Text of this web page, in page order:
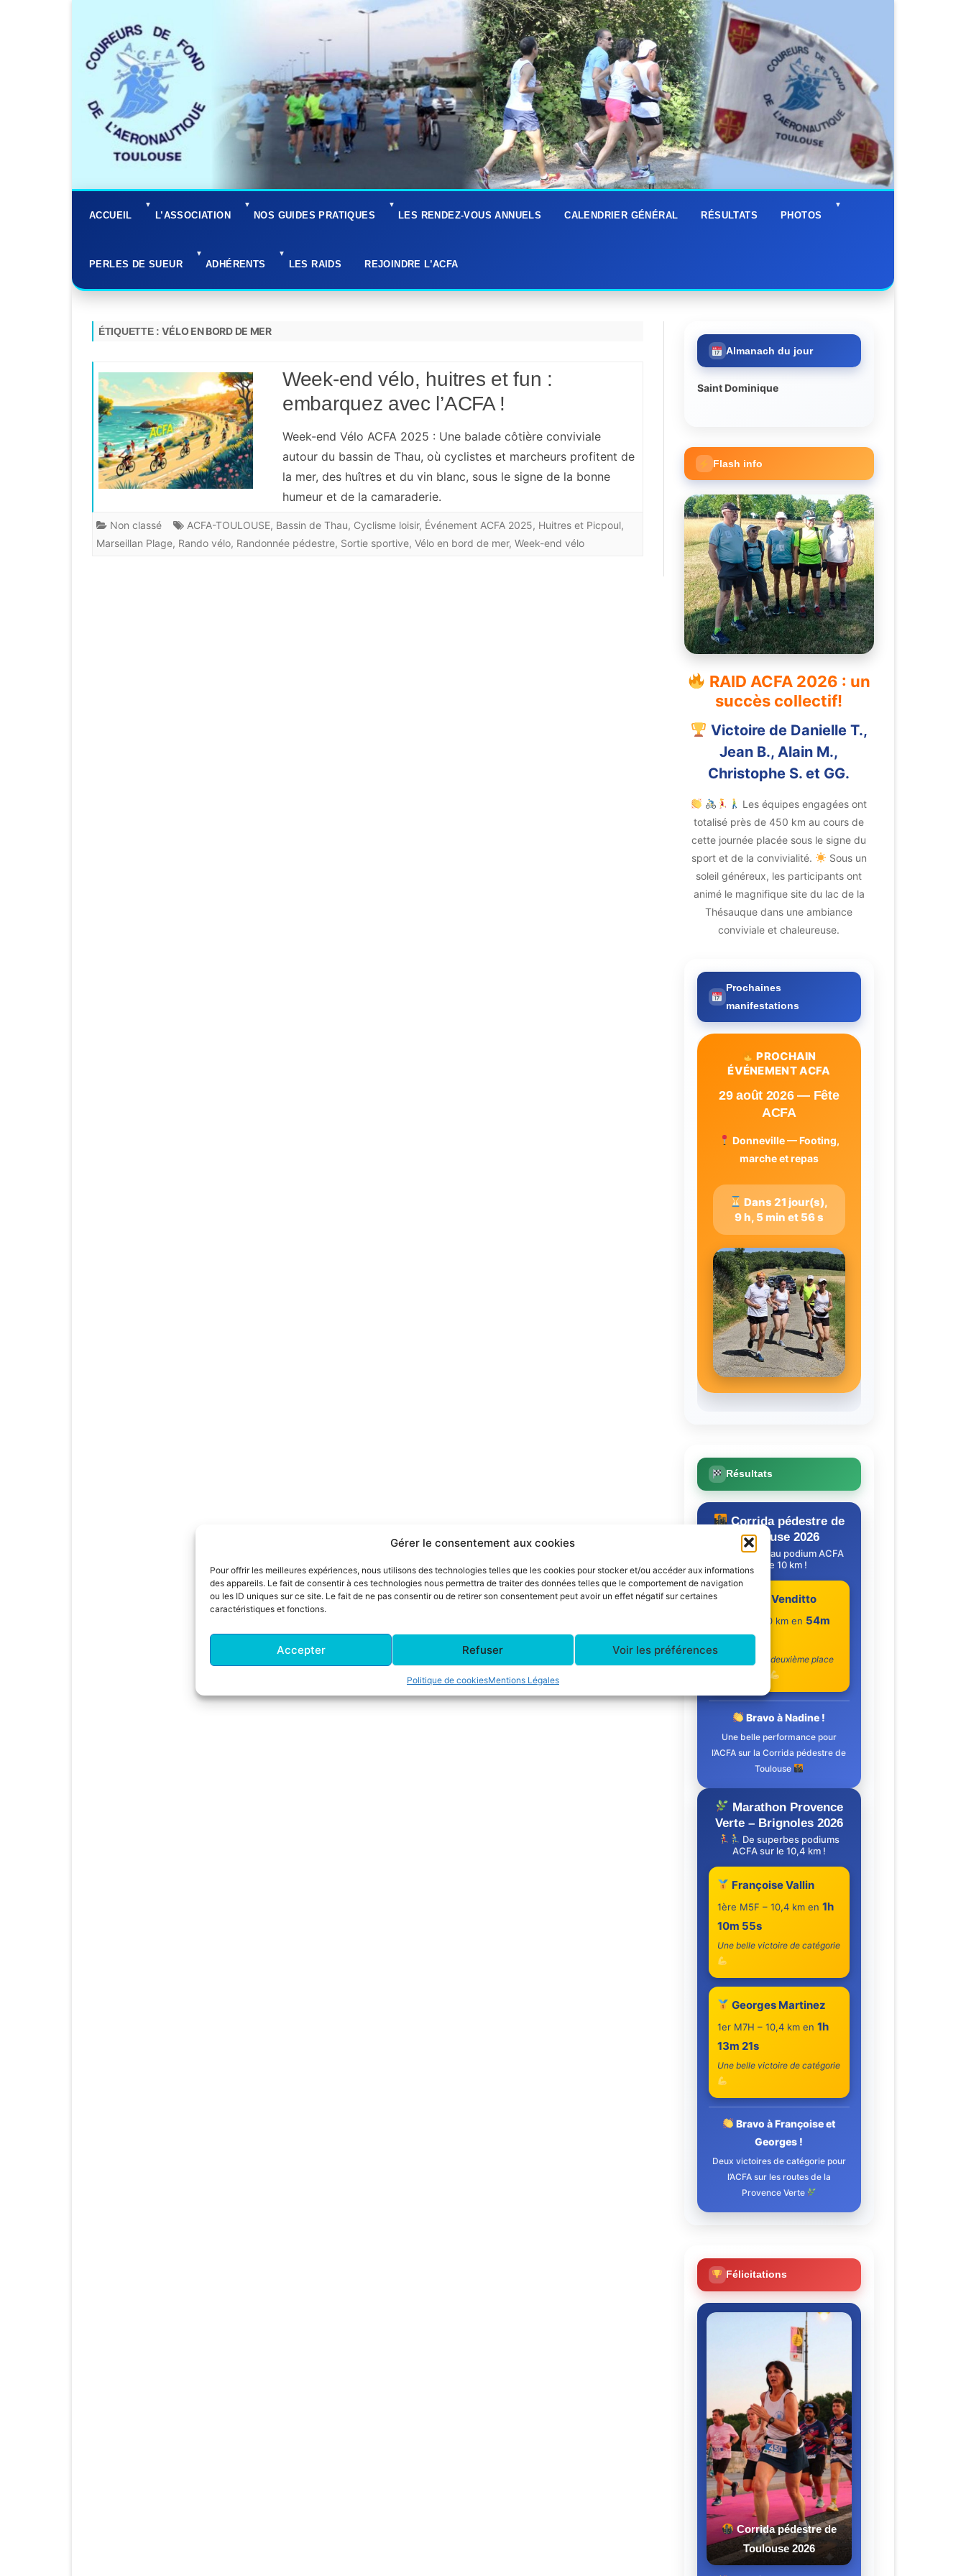
Gérer le consentement aux cookies
Pour offrir les meilleures expériences, nous utilisons des technologies telles que les cookies pour stocker et/ou accéder aux informations
des appareils. Le fait de consentir à ces technologies nous permettra de traiter des données telles que le comportement de navigation
ou les ID uniques sur ce site. Le fait de ne pas consentir ou de retirer son consentement peut avoir un effet négatif sur certaines
caractéristiques et fonctions.
Accepter Refuser Voir les préférences
Politique de cookiesMentions Légales
content
ACCUEIL
Bienvenue sur le Site de
L’ASSOCIATION
Statuts
Compte-Rendu AG
Statistiques
Liens
Contacts
Politique de cookies (UE)
NOS GUIDES PRATIQUES
Courir à tout âge
Simulateur de temps de
Courir en sécurité
Courir vert
LES RENDEZ-VOUS ANNUELS CALENDRIER GÉNÉRAL RÉSULTATS PHOTOS
Courses et Trails
Autres Photos
Vidéos
PERLES DE SUEUR
2007 à 2012
Hors série
ADHÉRENTS
Trombinoscope Garçons
LES RAIDS REJOINDRE L’ACFA
ÉTIQUETTE :VÉLO EN BORD DE MER
Week-end vélo, huitres et fun :
embarquez avec l’ACFA !
Week-end Vélo ACFA 2025 : Une balade côtière conviviale
autour du bassin de Thau, où cyclistes et marcheurs profitent de
la mer, des huîtres et du vin blanc, sous le signe de la bonne
humeur et de la camaraderie.
Non classé ACFA-TOULOUSE, Bassin de Thau, Cyclisme loisir, Événement ACFA 2025, Huitres et Picpoul,
Marseillan Plage, Rando vélo, Randonnée pédestre, Sortie sportive, Vélo en bord de mer, Week-end vélo
Almanach du jour
Saint Dominique
Flash info
RAID ACFA 2026 : un
succès collectif!
Victoire de Danielle T.,
Jean B., Alain M.,
Christophe S. et GG.
Les équipes engagées ont
totalisé près de 450 km au cours de
cette journée placée sous le signe du
sport et de la convivialité.
Sous un
soleil généreux, les participants ont
animé le magnifique site du lac de la
Thésauque dans une ambiance
conviviale et chaleureuse.
Prochaines
manifestations
PROCHAIN
ÉVÉNEMENT ACFA
29 août 2026 — Fête
ACFA
Donneville — Footing,
marche et repas
Dans 21 jour(s),
9 h, 5 min et 55 s
Résultats
Corrida pédestre de
Toulouse 2026
Un nouveau podium ACFA
sur le 10 km !
Nadine Venditto
2e M5F – 10 km en 54m
Une superbe deuxième place
Bravo à Nadine !
Une belle performance pour
l’ACFA sur la Corrida pédestre de
Toulouse
Marathon Provence
Verte – Brignoles 2026
De superbes podiums
ACFA sur le 10,4 km !
Françoise Vallin
1ère M5F – 10,4 km en 1h
10m 55s
Une belle victoire de catégorie
Georges Martinez
1er M7H – 10,4 km en 1h
13m 21s
Une belle victoire de catégorie
Bravo à Françoise et
Georges !
Deux victoires de catégorie pour
l’ACFA sur les routes de la
Provence Verte
Félicitations
Corrida pédestre de
Toulouse 2026